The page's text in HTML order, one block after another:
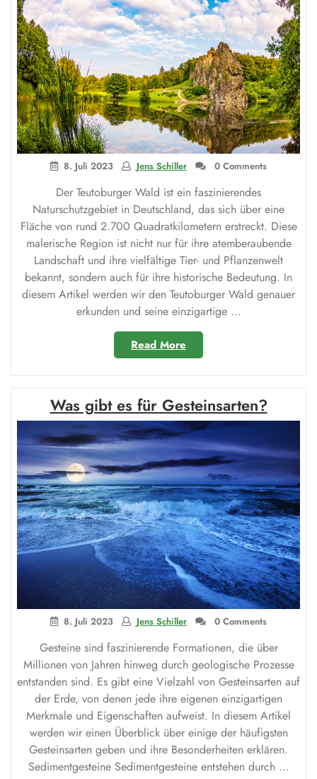
8. Juli 2023 Jens Schiller 0 Comments
Der Teutoburger Wald ist ein faszinierendes
Naturschutzgebiet in Deutschland, das sich über eine
Fläche von rund 2.700 Quadratkilometern erstreckt. Diese
malerische Region ist nicht nur für ihre atemberaubende
Landschaft und ihre vielfältige Tier- und Pflanzenwelt
bekannt, sondern auch für ihre historische Bedeutung. In
diesem Artikel werden wir den Teutoburger Wald genauer
erkunden und seine einzigartige …
Read More
Wald:
Ein
Naturschutzgebiet
mit
reicher
Geschichte“
Was gibt es für Gesteinsarten?
8. Juli 2023 Jens Schiller 0 Comments
Gesteine sind faszinierende Formationen, die über
Millionen von Jahren hinweg durch geologische Prozesse
entstanden sind. Es gibt eine Vielzahl von Gesteinsarten auf
der Erde, von denen jede ihre eigenen einzigartigen
Merkmale und Eigenschaften aufweist. In diesem Artikel
werden wir einen Überblick über einige der häufigsten
Gesteinsarten geben und ihre Besonderheiten erklären.
Sedimentgesteine Sedimentgesteine entstehen durch …